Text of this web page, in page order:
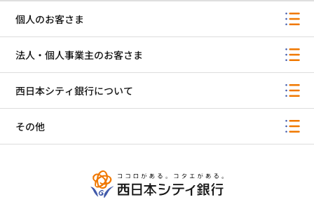
個人のお客さま
法人・個人事業主のお客さま
西日本シティ銀行について
その他